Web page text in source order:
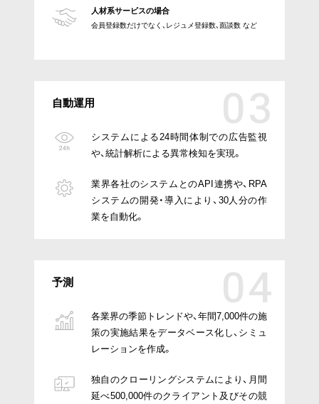
人材系サービスの場合
会員登録数だけでなく、レジュメ登録数、面談数 など
自動運用
システムによる24時間体制での広告監視
や、統計解析による異常検知を実現。
業界各社のシステムとのAPI連携や、RPA
システムの開発・導入により、30人分の作
業を自動化。
予測
各業界の季節トレンドや、年間7,000件の施
策の実施結果をデータベース化し、シミュ
レーションを作成。
独自のクローリングシステムにより、月間
延べ500,000件のクライアント及びその競